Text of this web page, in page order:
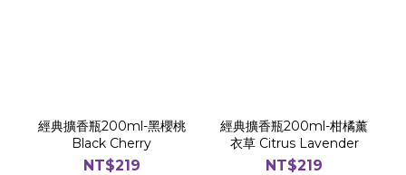
經典擴香瓶200ml-黑櫻桃
Black Cherry
NT$219
經典擴香瓶200ml-柑橘薰
衣草 Citrus Lavender
NT$219